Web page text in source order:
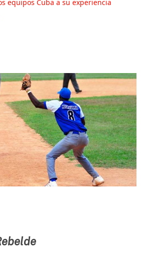
equipos Cuba a su experiencia